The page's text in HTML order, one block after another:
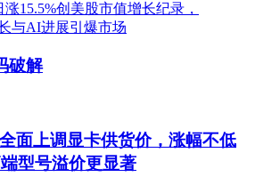
破解
面上调显卡供货价，涨幅不低
型号溢价更显著